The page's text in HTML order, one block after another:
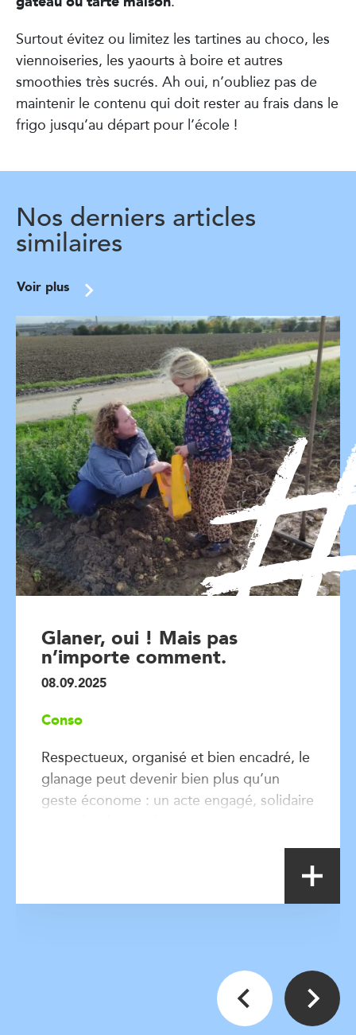
Surtout évitez ou limitez les tartines au choco, les
viennoiseries, les yaourts à boire et autres
smoothies très sucrés. Ah oui, n’oubliez pas de
maintenir le contenu qui doit rester au frais dans le
frigo jusqu’au départ pour l’école !
Nos derniers articles
similaires
Voir plus
Glaner, oui ! Mais pas
n’importe comment.
08.09.2025
Conso
Respectueux, organisé et bien encadré, le
glanage peut devenir bien plus qu’un
geste économe : un acte engagé, solidaire